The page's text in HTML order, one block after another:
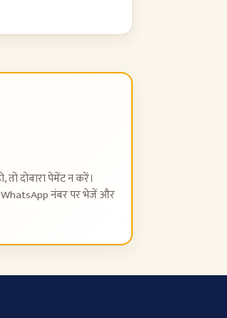
तो दोबारा पेमेंट न करें।
नंबर पर भेजें और